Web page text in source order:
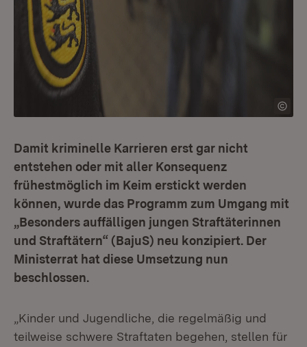
Damit kriminelle Karrieren erst gar nicht
entstehen oder mit aller Konsequenz
frühestmöglich im Keim erstickt werden
können, wurde das Programm zum Umgang mit
„Besonders auffälligen jungen Straftäterinnen
und Straftätern“ (BajuS) neu konzipiert. Der
Ministerrat hat diese Umsetzung nun
beschlossen.
„Kinder und Jugendliche, die regelmäßig und
teilweise schwere Straftaten begehen, stellen für